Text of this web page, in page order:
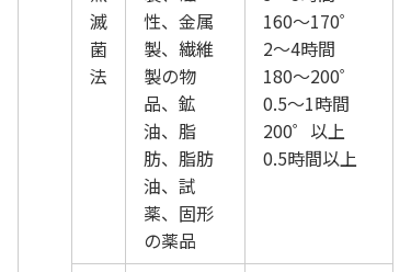
滅
菌
法
性、金属
製、繊維
製の物
品、鉱
油、脂
肪、脂肪
油、試
薬、固形
の薬品
160～170゜
2～4時間
180～200゜
0.5～1時間
200゜以上
0.5時間以上